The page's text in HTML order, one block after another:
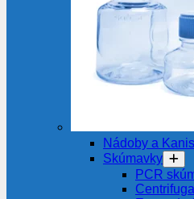
Nádoby a
Skúmavky
PCR